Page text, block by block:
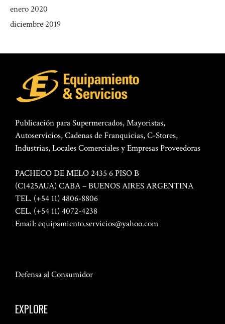
enero 2020
diciembre 2019
Publicación para Supermercados, Mayoristas,
Autoservicios, Cadenas de Franquicias, C-Stores,
Industrias, Locales Comerciales y Empresas Proveedoras
PACHECO DE MELO 2435 6 PISO B
(C1425AUA) CABA – BUENOS AIRES ARGENTINA
TEL. (+54 11) 4806-8806
CEL. (+54 11) 4072-4238
Email: equipamiento.servicios@yahoo.com
Defensa al Consumidor
EXPLORE